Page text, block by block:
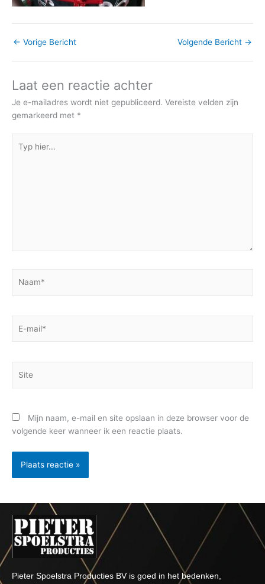
← Vorige Bericht Volgende Bericht →
Laat een reactie achter
Je e-mailadres wordt niet gepubliceerd. Vereiste velden zijn
gemarkeerd met *
hier...
mail*
Mijn naam, e-mail en site opslaan in deze browser voor de
volgende keer wanneer ik een reactie plaats.
Pieter Spoelstra Producties BV is goed in het bedenken,